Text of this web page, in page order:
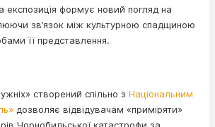
експозиція формує новий погляд на
зв’язок між культурною спадщиною
її представлення.
створений спільно з Національним
дозволяє відвідувачам «приміряти»